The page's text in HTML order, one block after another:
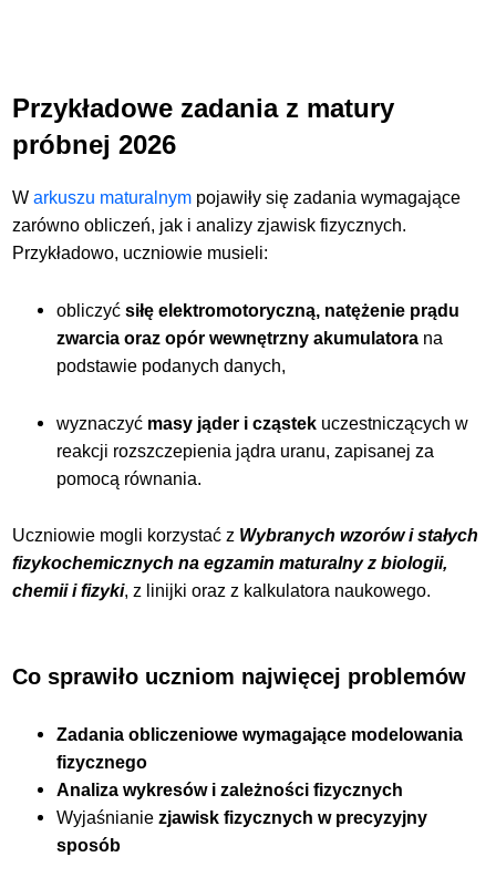
Przykładowe zadania z matury
próbnej 2026
Warkuszu maturalnym pojawiły się zadania wymagające
zarówno obliczeń, jak i analizy zjawisk fizycznych.
Przykładowo, uczniowie musieli:
obliczyćsiłę elektromotoryczną, natężenie prądu
zwarcia oraz opór wewnętrzny akumulatora na
podstawie podanych danych,
wyznaczyć masy jąder i cząstek uczestniczących w
reakcji rozszczepienia jądra uranu, zapisanej za
pomocą równania.
Uczniowie mogli korzystać z Wybranych wzorów i stałych
fizykochemicznych na egzamin maturalny z biologii,
chemii i fizyki, z linijki oraz z kalkulatora naukowego.
Co sprawiło uczniom najwięcej problemów
Zadania obliczeniowe wymagające modelowania
fizycznego
Analiza wykresów i zależności fizycznych
Wyjaśnianiezjawisk fizycznych w precyzyjny
sposób